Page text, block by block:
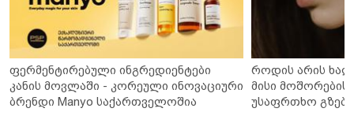
ფერმენტირებული ინგრედიენტები
კანის მოვლაში - კორეული ინოვაციური
ბრენდი Manyo საქართველოშია
როდის არის
მისი მოშორების
უსაფრთხო გზები